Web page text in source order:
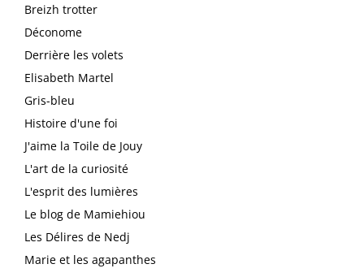
Breizh trotter
Déconome
Derrière les volets
Elisabeth Martel
Gris-bleu
Histoire d'une foi
J'aime la Toile de Jouy
L'art de la curiosité
L'esprit des lumières
Le blog de Mamiehiou
Les Délires de Nedj
Marie et les agapanthes